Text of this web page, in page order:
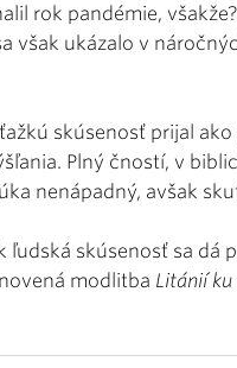
rok pandémie,
však ukázalo v
skúsenosť prijal
Plný čností, v
nenápadný, avšak
ľudská skúsenosť sa
modlitba Litánií ku